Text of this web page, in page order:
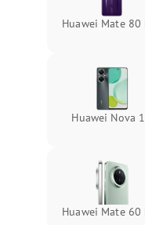
Huawei Mate 80
Huawei Nova
Huawei Mate 60